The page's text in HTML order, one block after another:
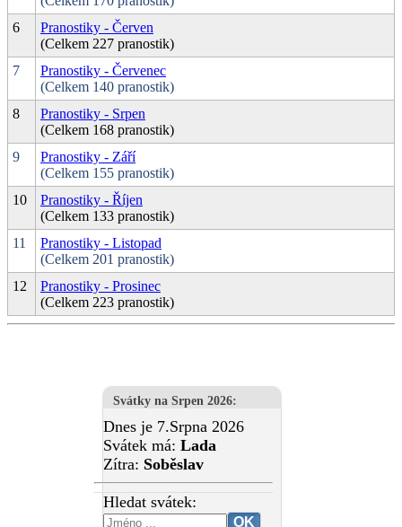
6
Pranostiky - Červen
(Celkem 227 pranostik)
7
Pranostiky - Červenec
(Celkem 140 pranostik)
8
Pranostiky - Srpen
(Celkem 168 pranostik)
9
Pranostiky - Září
(Celkem 155 pranostik)
10
Pranostiky - Říjen
(Celkem 133 pranostik)
11
Pranostiky - Listopad
(Celkem 201 pranostik)
12
Pranostiky - Prosinec
(Celkem 223 pranostik)
Svátky na Srpen 2026:
Dnes je 7.Srpna 2026
Svátek má: Lada
Zítra: Soběslav
Hledat svátek: